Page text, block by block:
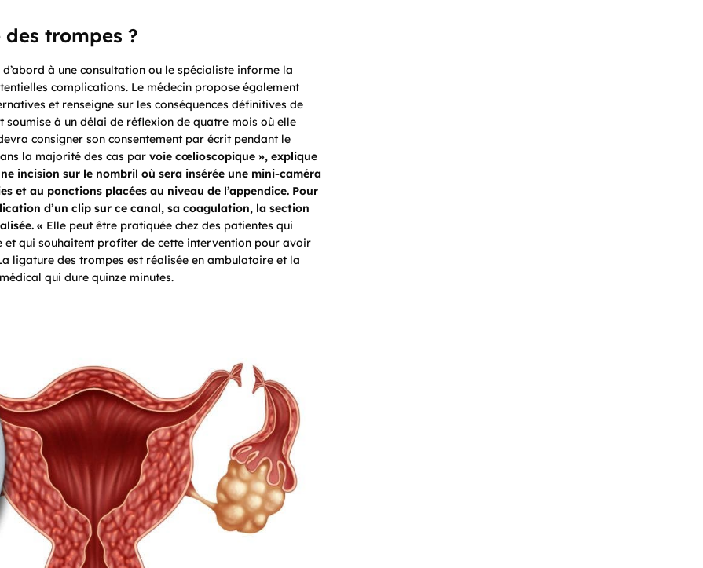
trompes ?
à une consultation ou le spécialiste informe la
complications. Le médecin propose également
et renseigne sur les conséquences définitives de
à un délai de réflexion de quatre mois où elle
consigner son consentement par écrit pendant le
la majorité des cas par voie cœlioscopique », explique
incision sur le nombril où sera insérée une mini-caméra
et au ponctions placées au niveau de l’appendice. Pour
d’un clip sur ce canal, sa coagulation, la section
« Elle peut être pratiquée chez des patientes qui
et qui souhaitent profiter de cette intervention pour avoir
ligature des trompes est réalisée en ambulatoire et la
qui dure quinze minutes.